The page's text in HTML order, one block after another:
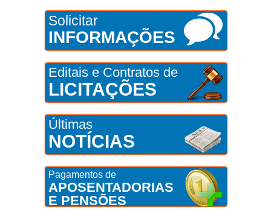
Solicitar
INFORMAÇÕES
Editais e Contratos de
LICITAÇÕES
Últimas
NOTÍCIAS
Pagamentos de
APOSENTADORIAS
E PENSÕES